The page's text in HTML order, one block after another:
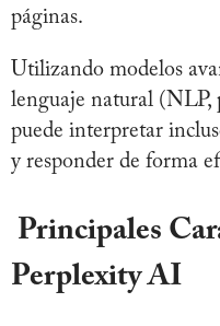
páginas.
Utilizando modelos
lenguaje natural (NLP,
puede interpretar
y responder de forma
Principales
Perplexity AI